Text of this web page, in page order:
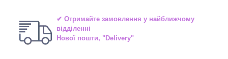
✔ Отримайте замовлення у найближчому
відділенні
Нової пошти, "Delivery"